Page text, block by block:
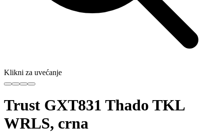
Klikni za uvećanje
Trust GXT831 Thado TKL
WRLS, crna